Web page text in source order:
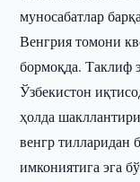
муносабатлар
Венгрия томони
бормоқда. Таклиф
Ўзбекистон
ҳолда
венгр
имкониятига эга